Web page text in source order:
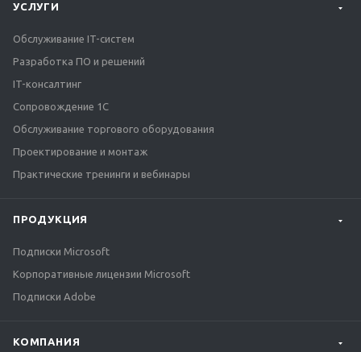
УСЛУГИ
Обслуживание IT-систем
Разработка ПО и решений
IT-консалтинг
Сопровождение 1С
Обслуживание торгового оборудования
Проектирование и монтаж
Практические тренинги и вебинары
ПРОДУКЦИЯ
Подписки Microsoft
Корпоративные лицензии Microsoft
Подписки Adobe
КОМПАНИЯ